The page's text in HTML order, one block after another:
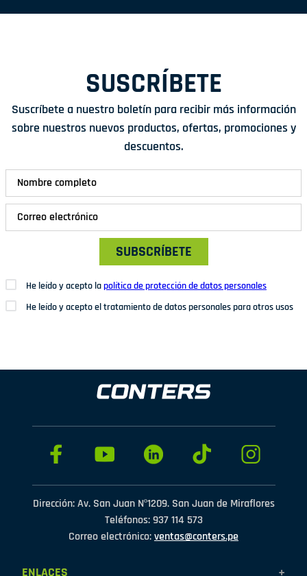
SUSCRÍBETE
Suscríbete a nuestro boletín para recibir más información
sobre nuestros nuevos productos, ofertas, promociones y
descuentos.
SUBSCRÍBETE
He leído y acepto lapolítica de protección de datos personales
He leído y acepto el tratamiento de datos personales para otros usos
Dirección: Av. San Juan Nº1209. San Juan de Miraflores
Teléfonos: 937 114 573
Correo electrónico:ventas@conters.pe
ENLACES +